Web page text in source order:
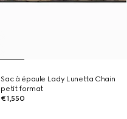
Sac à épaule Lady Lunetta Chain
petit format
€1,550